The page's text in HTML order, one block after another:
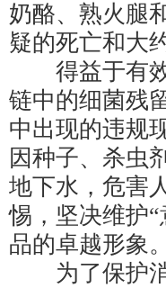
奶酪、熟火腿
疑的死亡和大
得益于有效
链中的细菌残
中出现的违规
因种子、杀虫
地下水，危害
惕，坚决维护
品的卓越形象。
为了保护消